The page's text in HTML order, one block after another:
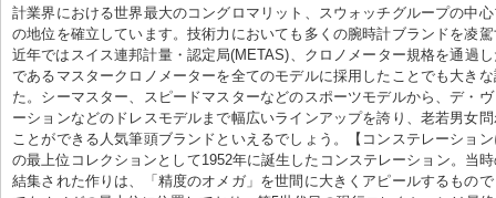
計業界における世界最大のコングロマリット、スウォッチグループの中
の地位を確立しています。技術力においても多くの腕時計ブランドを凌
近年ではスイス連邦計量・認定局(METAS)、クロノメーター規格を通過
であるマスタークロノメーターを全てのモデルに採用したことでも大き
た。シーマスター、スピードマスターなどのスポーツモデルから、デ・
ーションなどのドレスモデルまで幅広いラインアップを誇り、老若男女
ことができる人気筆頭ブランドといえるでしょう。【コンステレーショ
の最上位コレクションとして1952年に誕生したコンステレーション。当
結集された作りは、「精度のオメガ」を世間に大きくアピールするもの